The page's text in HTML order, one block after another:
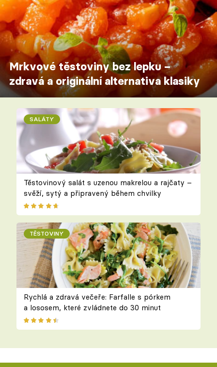
Mrkvové těstoviny bez lepku –
zdravá a originální alternativa klasiky
SALÁTY
Těstovinový salát s uzenou makrelou a rajčaty –
svěží, sytý a připravený během chvilky
TĚSTOVINY
Rychlá a zdravá večeře: Farfalle s pórkem
a lososem, které zvládnete do 30 minut